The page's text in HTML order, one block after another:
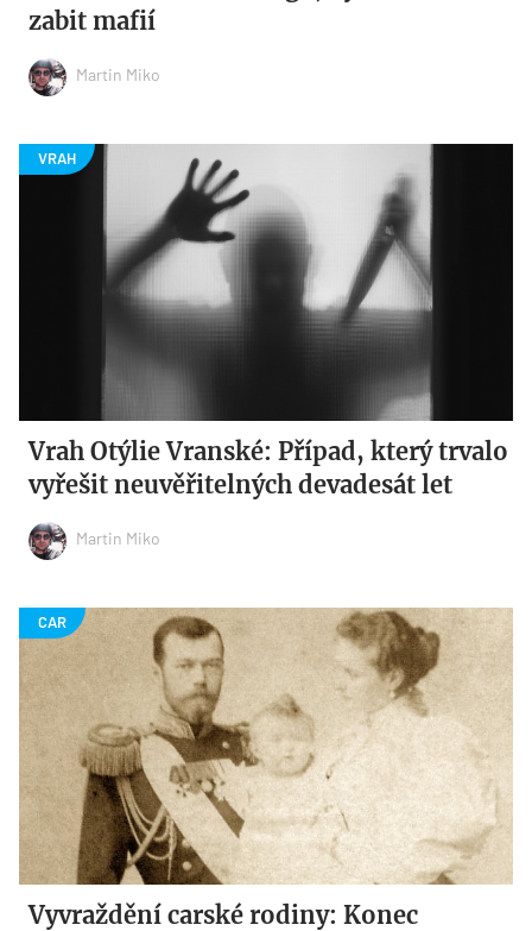
zabit mafií
Martin Miko
Vrah Otýlie Vranské: Případ, který trvalo
vyřešit neuvěřitelných devadesát let
Martin Miko
Vyvraždění carské rodiny: Konec